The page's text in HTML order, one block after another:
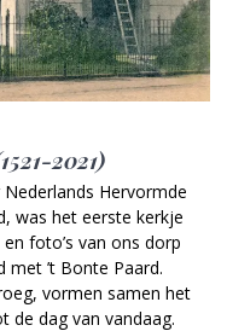
2021)
Hervormde
was het eerste kerkje
foto’s van ons dorp
met ’t Bonte Paard.
vormen samen het
de dag van vandaag.